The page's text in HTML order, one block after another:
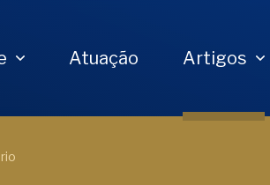
Atuação Artigos